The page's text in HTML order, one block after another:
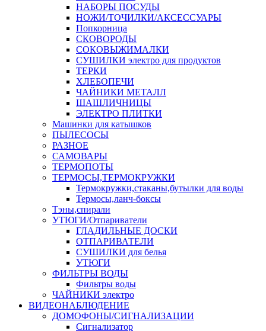
НАБОРЫ ПОСУДЫ
НОЖИ/ТОЧИЛКИ/АКСЕССУАРЫ
Попкорница
СКОВОРОДЫ
СОКОВЫЖИМАЛКИ
СУШИЛКИ электро для продуктов
ТЕРКИ
ХЛЕБОПЕЧИ
ЧАЙНИКИ МЕТАЛЛ
ШАШЛИЧНИЦЫ
ЭЛЕКТРО ПЛИТКИ
Машинки для катышков
ПЫЛЕСОСЫ
РАЗНОЕ
САМОВАРЫ
ТЕРМОПОТЫ
ТЕРМОСЫ,ТЕРМОКРУЖКИ
Термокружки,стаканы,бутылки для воды
Термосы,ланч-боксы
Тэны,спирали
УТЮГИ/Отпариватели
ГЛАДИЛЬНЫЕ ДОСКИ
ОТПАРИВАТЕЛИ
СУШИЛКИ для белья
УТЮГИ
ФИЛЬТРЫ ВОДЫ
Фильтры воды
ЧАЙНИКИ электро
ВИДЕОНАБЛЮДЕНИЕ
ДОМОФОНЫ/СИГНАЛИЗАЦИИ
Сигнализатор